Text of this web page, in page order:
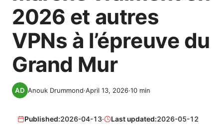
2026 et autres
VPNs à l’épreuve du
Grand Mur
Anouk Drummond·April 13, 2026·10 min
Published:2026-04-13· Last updated:2026-05-12